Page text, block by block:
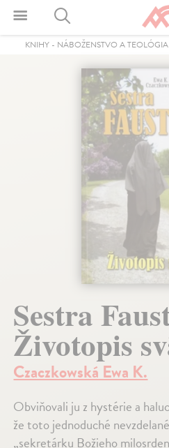
KNIHY- NÁBOŽENSTVO A TEOLÓGIA
Sestra
Životopis
Czaczkowská Ewa K.
Obviňovali ju z hystérie a
že toto jednoduché
„sekretárku Božieho